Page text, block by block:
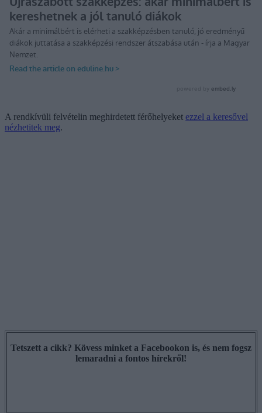
A rendkívüli felvételin meghirdetett férőhelyeket ezzel a keresővel
nézhetitek meg.
Tetszett a cikk? Kövess minket a Facebookon is, és nem fogsz
lemaradni a fontos hírekről!